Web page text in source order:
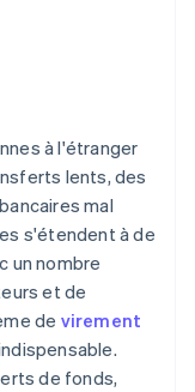
à l'étranger
lents, des
mal
s'étendent à de
un nombre
et de
de virement
de fonds,